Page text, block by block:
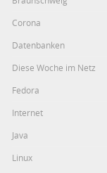
Corona
Datenbanken
Diese Woche im Netz
Fedora
Internet
Java
Linux